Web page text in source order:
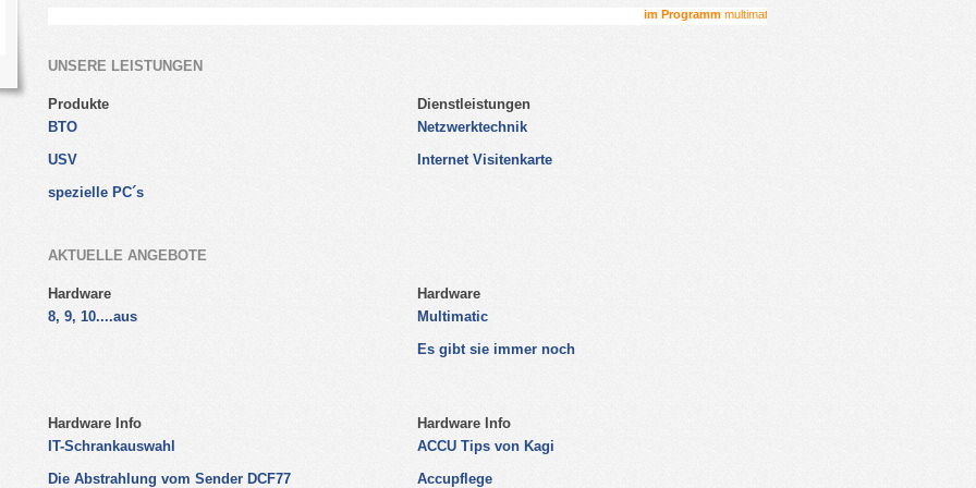
UNSERE LEISTUNGEN
Produkte
BTO
USV
spezielle PC´s
Dienstleistungen
Netzwerktechnik
Internet Visitenkarte
AKTUELLE ANGEBOTE
Hardware
8, 9, 10....aus
Hardware
Multimatic
Es gibt sie immer noch
Hardware Info
IT-Schrankauswahl
Die Abstrahlung vom Sender DCF77
Hardware Info
ACCU Tips von Kagi
Accupflege